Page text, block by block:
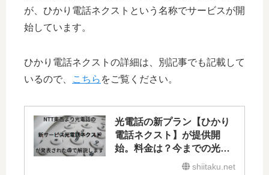
が、ひかり電話ネクストという名称でサービスが開
始しています。
ひかり電話ネクストの詳細は、別記事でも記載して
いるので、
こちら をご覧ください。
光電話の新プラン【ひかり
電話ネクスト】が提供開
始。料金は？今までの光電
話との違いを解説します。
shiitaku.net